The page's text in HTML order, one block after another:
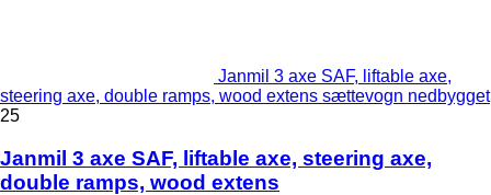
Janmil 3 axe SAF, liftable axe,
steering axe, double ramps, wood extens sættevogn nedbygget
25
Janmil 3 axe SAF, liftable axe, steering axe,
double ramps, wood extens